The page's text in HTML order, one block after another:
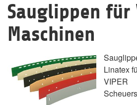
Sauglippen für
Maschinen
Linatex
VIPER